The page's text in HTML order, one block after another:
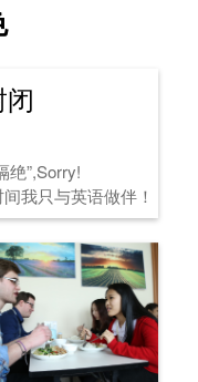
绝”,Sorry!
我只与英语做伴！